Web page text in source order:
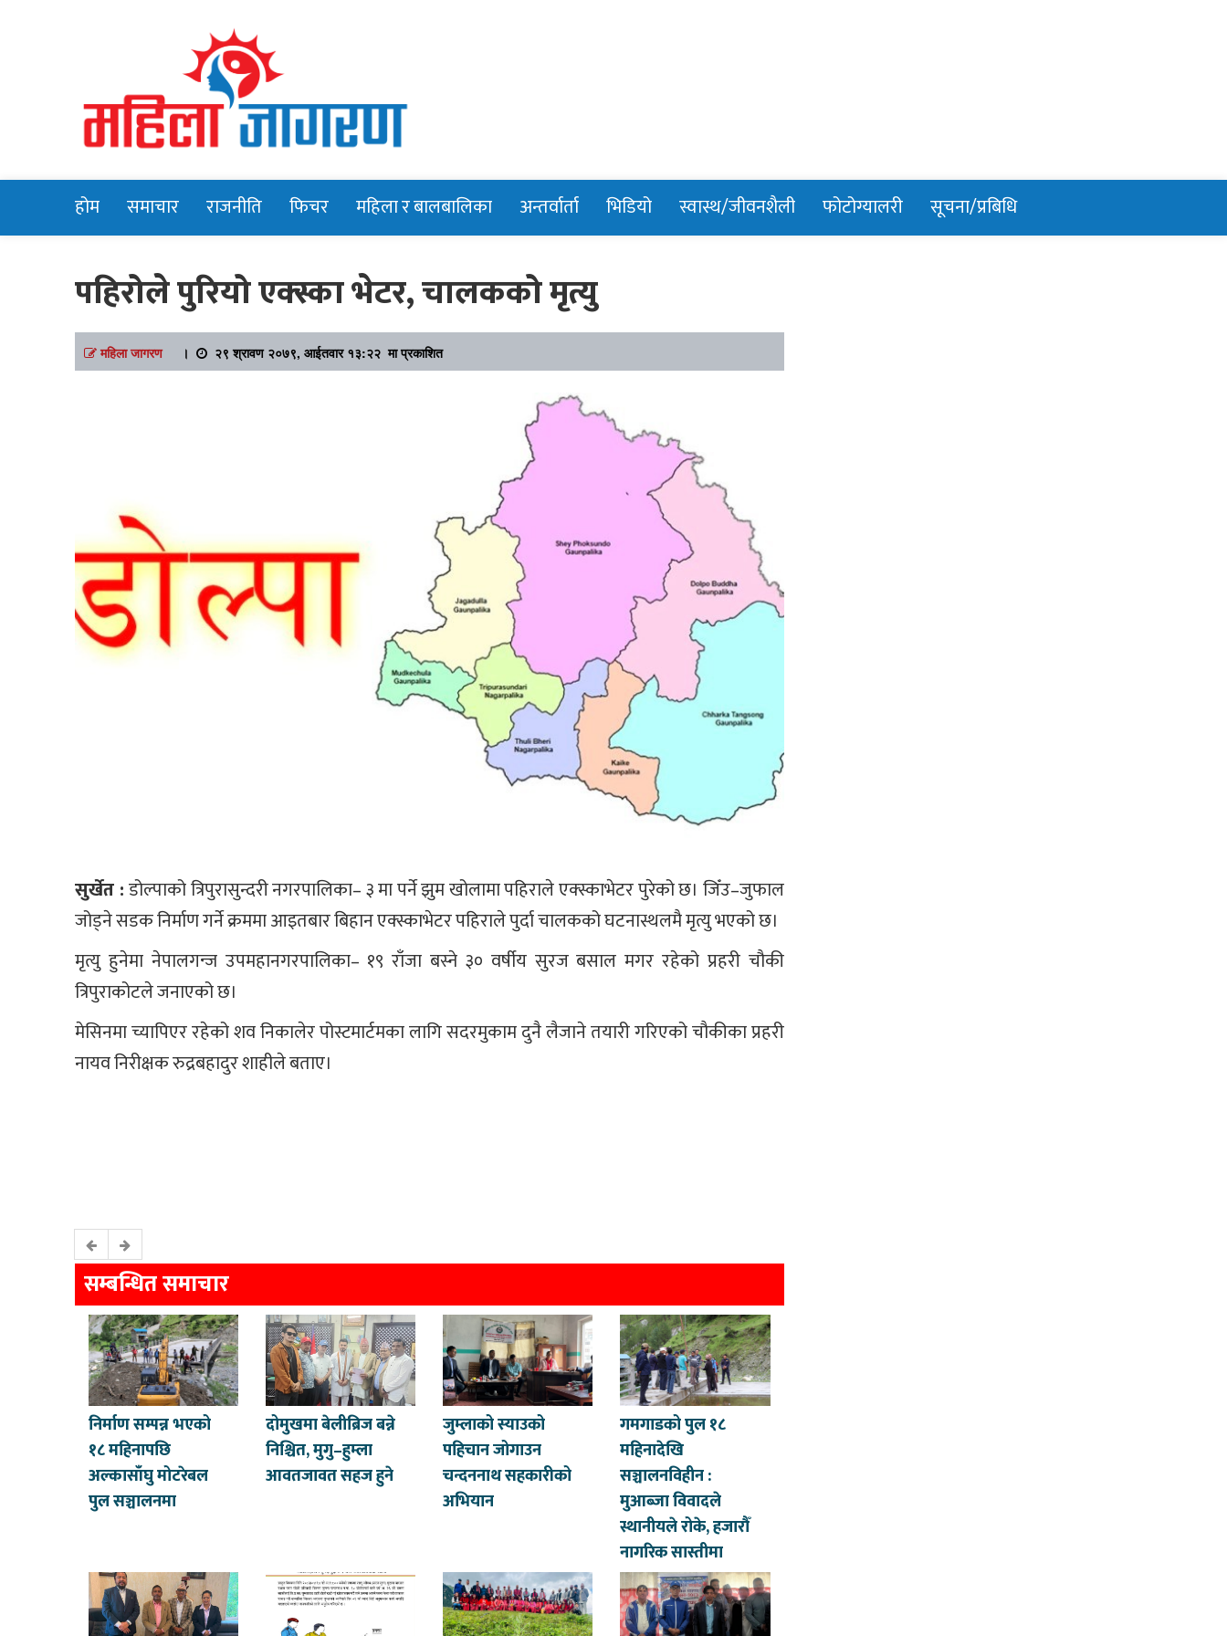
Mahilajagaran
होम समाचार राजनीति फिचर महिला र बालबालिका अन्तर्वार्ता भिडियो स्वास्थ/जीवनशैली फोटोग्यालरी सूचना/प्रबिधि
पहिरोले पुरियो एक्स्का भेटर, चालकको मृत्यु
महिला जागरण। २९ श्रावण २०७९, आईतवार १३:२२ मा प्रकाशित
सुर्खेत :डोल्पाको त्रिपुरासुन्दरी नगरपालिका– ३ मा पर्ने झुम खोलामा पहिराले एक्स्काभेटर पुरेको छ। जिँउ–जुफाल
जोड्ने सडक निर्माण गर्ने क्रममा आइतबार बिहान एक्स्काभेटर पहिराले पुर्दा चालकको घटनास्थलमै मृत्यु भएको छ।
मृत्यु हुनेमा नेपालगन्ज उपमहानगरपालिका– १९ राँजा बस्ने ३० वर्षीय सुरज बसाल मगर रहेको प्रहरी चौकी
त्रिपुराकोटले जनाएको छ।
मेसिनमा च्यापिएर रहेको शव निकालेर पोस्टमार्टमका लागि सदरमुकाम दुनै लैजाने तयारी गरिएको चौकीका प्रहरी
नायव निरीक्षक रुद्रबहादुर शाहीले बताए।
सम्बन्धित समाचार
निर्माण सम्पन्न भएको
१८ महिनापछि
अल्कासाँघु मोटरेबल
पुल सञ्चालनमा
दोमुखमा बेलीब्रिज बन्ने
निश्चित, मुगु–हुम्ला
आवतजावत सहज हुने
जुम्लाको स्याउको
पहिचान जोगाउन
चन्दननाथ सहकारीको
अभियान
गमगाडको पुल १८
महिनादेखि
सञ्चालनविहीन :
मुआब्जा विवादले
स्थानीयले रोके, हजारौँ
नागरिक सास्तीमा